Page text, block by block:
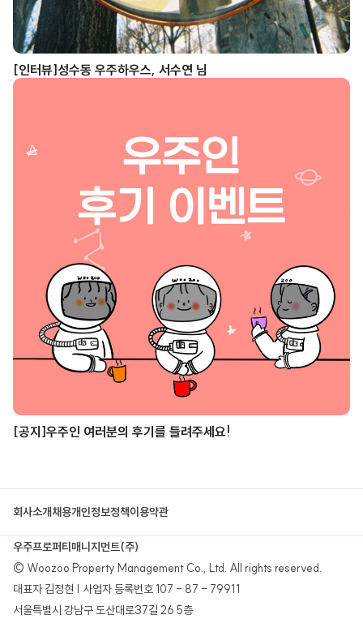
[인터뷰]성수동 우주하우스, 서수연 님
[공지]우주인 여러분의 후기를 들려주세요!
회사소개채용개인정보정책이용약관
우주프로퍼티매니지먼트(주)
© Woozoo Property Management Co., Ltd. All rights reserved.
대표자 김정현 | 사업자 등록번호 107 - 87 - 79911
서울특별시 강남구 도산대로37길 26 5층